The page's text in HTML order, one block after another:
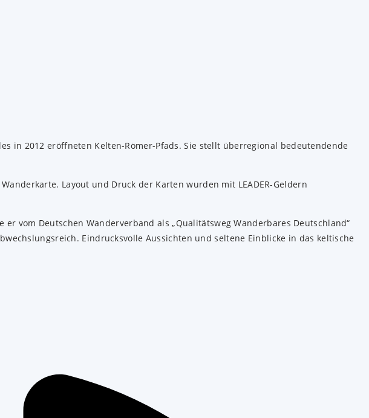
in 2012 eröffneten Kelten-Römer-Pfads. Sie stellt überregional bedeutendende
Layout und Druck der Karten wurden mit LEADER-Geldern
vom Deutschen Wanderverband als „Qualitätsweg Wanderbares Deutschland“
Eindrucksvolle Aussichten und seltene Einblicke in das keltische